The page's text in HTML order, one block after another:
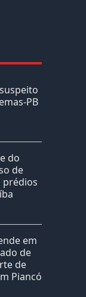
PB
do
de
prédios
em
de
de
Piancó